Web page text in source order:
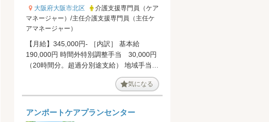
大阪府大阪市北区
介護支援専門員（ケア
マネージャー）/主任介護支援専門員（主任ケ
アマネージャー）
【月給】345,000円- ［内訳］ 基本給
190,000円 時間外特別調整手当 30,000円
（20時間分。超過分別途支給） 地域手当
気になる
アンポートケアプランセンター